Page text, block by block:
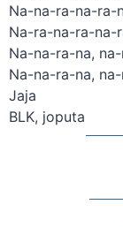
Na-na-ra-na-ra-
Na-ra-na-ra-na-
Na-na-ra-na,
Na-na-ra-na,
Jaja
BLK, joputa